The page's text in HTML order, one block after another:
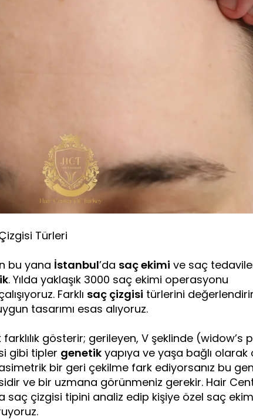
Türleri
bu yana İstanbul’da saç ekimi ve saç
. Yılda yaklaşık 3000 saç ekimi operasyonu
Farklı saç çizgisi türlerini
tasarımı esas alıyoruz.
gösterir; gerileyen, V şeklinde (widow’s
gibi tipler genetik yapıya ve yaşa bağlı
bir geri çekilme fark ediyorsanız bu
ve bir uzmana görünmeniz gerekir. Hair
saç çizgisi tipini analiz edip kişiye özel saç